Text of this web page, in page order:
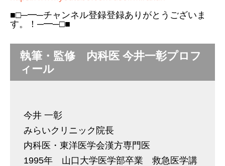
■□─━─チャンネル登録登録ありがとうございま
す。！─━─□■
執筆・監修 内科医 今井一彰プロフ
ィール
今井 一彰
みらいクリニック院長
内科医・東洋医学会漢方専門医
1995年 山口大学医学部卒業 救急医学講